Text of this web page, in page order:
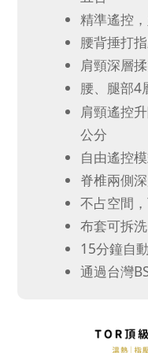
精準遙控
腰背捶打
肩頸深層
腰、腿部4
肩頸遙控
公分
自由遙控
脊椎兩側
不占空間
布套可拆洗
15分鐘自
通過台灣